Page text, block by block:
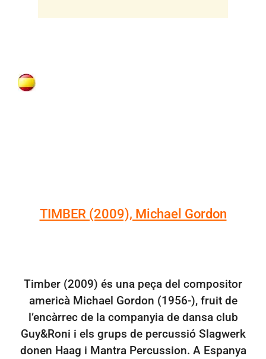
TIMBER (2009), Michael Gordon
Timber (2009) és una peça del compositor
americà Michael Gordon (1956-), fruit de
l’encàrrec de la companyia de dansa club
Guy&Roni i els grups de percussió Slagwerk
donen Haag i Mantra Percussion. A Espanya